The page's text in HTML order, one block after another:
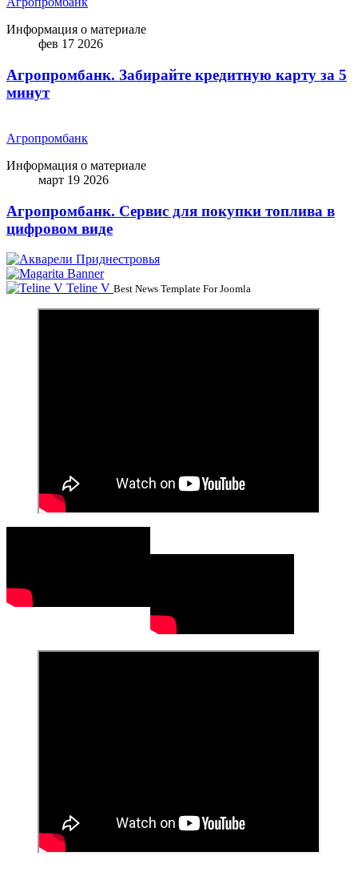
Информация о материале
фев 17 2026
Агропромбанк. Забирайте кредитную карту за 5
минут
Агропромбанк
Информация о материале
март 19 2026
Агропромбанк. Сервис для покупки топлива в
цифровом виде
Teline V Best News Template For Joomla